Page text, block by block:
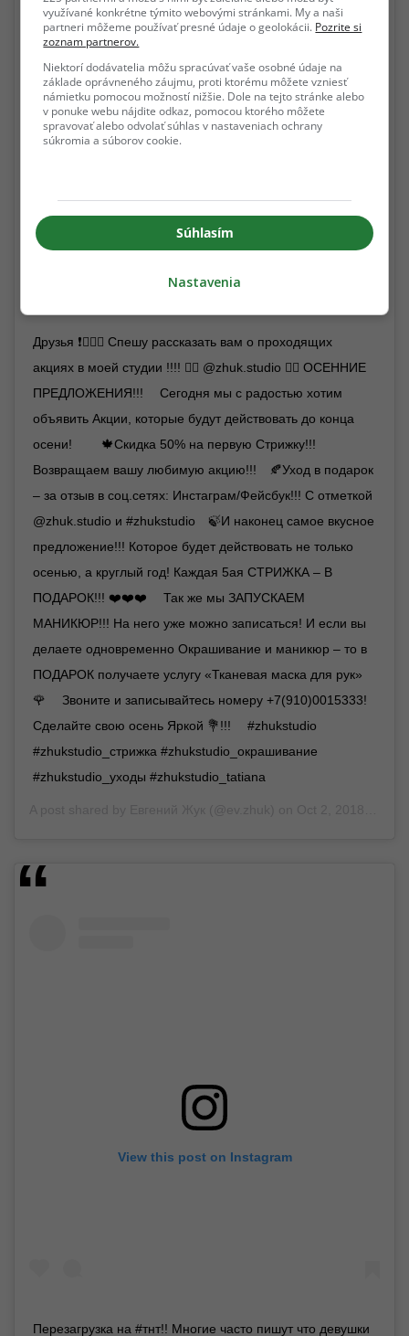
Друзья ❗️👍🏼😉 Спешу рассказать вам о проходящих
акциях в моей студии !!!! 👉🏼 @zhuk.studio 👈🏽 ОСЕННИЕ
ПРЕДЛОЖЕНИЯ!!! ⠀ Сегодня мы с радостью хотим
объявить Акции, которые будут действовать до конца
осени! ⠀ ⠀ 🍁Скидка 50% на первую Стрижку!!!
Возвращаем вашу любимую акцию!!! ⠀🍂Уход в подарок
– за отзыв в соц.сетях: Инстаграм/Фейсбук!!! С отметкой
@zhuk.studio и #zhukstudio ⠀🍃И наконец самое вкусное
предложение!!! Которое будет действовать не только
осенью, а круглый год! Каждая 5ая СТРИЖКА – В
ПОДАРОК!!! ❤️❤️❤️ ⠀ Так же мы ЗАПУСКАЕМ
МАНИКЮР!!! На него уже можно записаться! И если вы
делаете одновременно Окрашивание и маникюр – то в
ПОДАРОК получаете услугу «Тканевая маска для рук»
🌹 ⠀ Звоните и записывайтесь номеру +7(910)0015333!
Сделайте свою осень Яркой 💐!!! ⠀ #zhukstudio
#zhukstudio_стрижка #zhukstudio_окрашивание
#zhukstudio_уходы #zhukstudio_tatiana
View this post on Instagram
Перезагрузка на #тнт!! Многие часто пишут что девушки
využívané konkrétne týmito webovými stránkami. My a naši
partneri môžeme používať presné údaje o geolokácii. Pozrite si
zoznam partnerov.
Niektorí dodávatelia môžu spracúvať vaše osobné údaje na
základe oprávneného záujmu, proti ktorému môžete vzniesť
námietku pomocou možností nižšie. Dole na tejto stránke alebo
v ponuke webu nájdite odkaz, pomocou ktorého môžete
spravovať alebo odvolať súhlas v nastaveniach ochrany
súkromia a súborov cookie.
Súhlasím
Nastavenia